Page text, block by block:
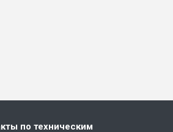
по техническим